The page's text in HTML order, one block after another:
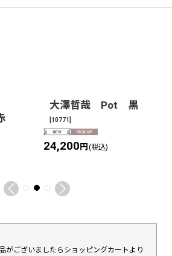
大澤哲哉 Pot 黒
[10771]
24,200円 (税込)
がございましたらショッピングカートより